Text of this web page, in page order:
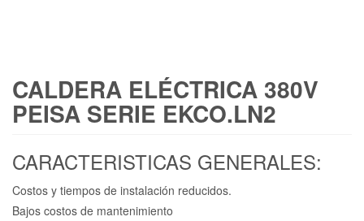
CALDERA ELÉCTRICA 380V
PEISA SERIE EKCO.LN2
CARACTERISTICAS GENERALES:
Costos y tiempos de instalación reducidos.
Bajos costos de mantenimiento